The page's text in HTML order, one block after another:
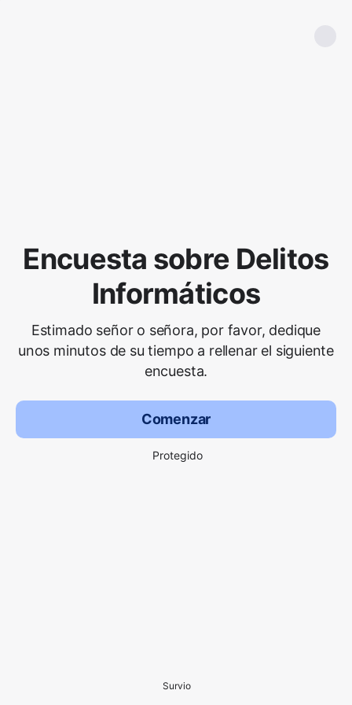
Encuesta sobre Delitos
Informáticos
Estimado señor o señora, por favor, dedique
unos minutos de su tiempo a rellenar el siguiente
encuesta.
Comenzar
Protegido
Survio